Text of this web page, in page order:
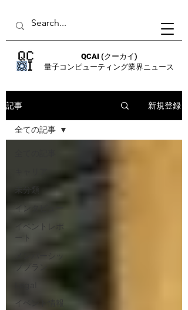
QCAI (クーカイ)
量子コンピューティング業界ニュース
記事 新規登録
未分類
インタビュー
イベントレポ
ート
ププラン
イベント情報
全ての記事